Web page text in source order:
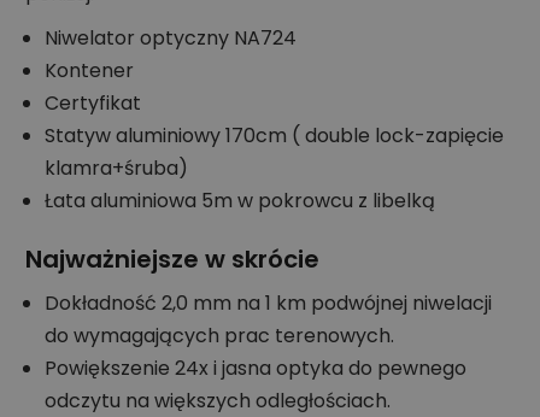
Niwelator optyczny NA724
Kontener
Certyfikat
Statyw aluminiowy 170cm ( double lock-zapięcie
klamra+śruba)
Łata aluminiowa 5m w pokrowcu z libelką
Najważniejsze w skrócie
Dokładność 2,0 mm na 1 km podwójnej niwelacji
do wymagających prac terenowych.
Powiększenie 24x i jasna optyka do pewnego
odczytu na większych odległościach.